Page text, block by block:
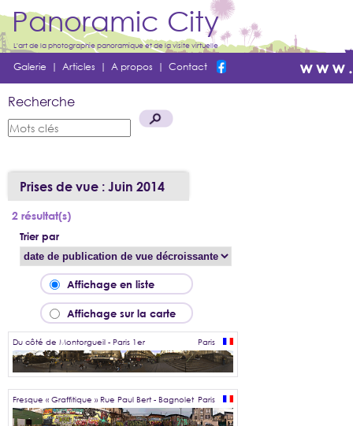
Panoramic City
L'art de la photographie panoramique et de la visite virtuelle
Galerie | Articles | A propos | Contact
Recherche
Prises de vue : Juin 2014
2 résultat(s)
Trier par
Affichage en liste
Affichage sur la carte
Du côté de Montorgueil - Paris 1er Paris
Fresque « Graffitique » Rue Paul Bert - Bagnolet Paris